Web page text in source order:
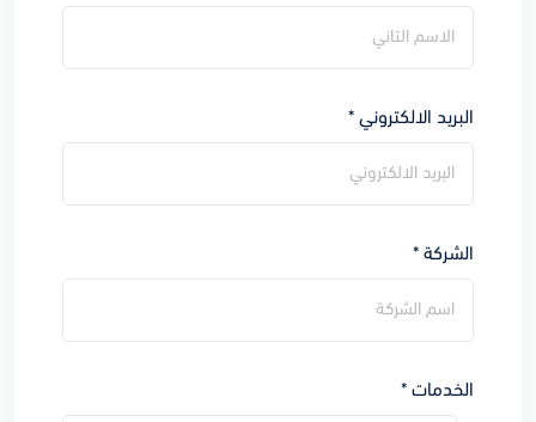
البريد الالكتروني *
الشركة *
الخدمات *